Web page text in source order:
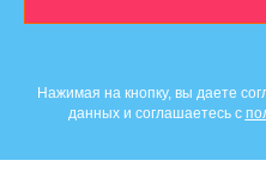
Нажимая на кнопку, вы даете
данных и соглашаетесь c